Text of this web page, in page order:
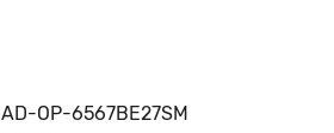
AD-OP-6567BE27SM